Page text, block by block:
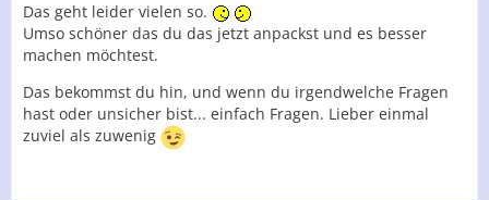
Das geht leider vielen so.
Umso schöner das du das jetzt anpackst und es besser
machen möchtest.
Das bekommst du hin, und wenn du irgendwelche Fragen
hast oder unsicher bist... einfach Fragen. Lieber einmal
zuviel als zuwenig